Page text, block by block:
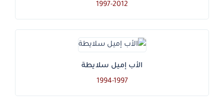
1997-2012
الأب إميل سلايطة
1994-1997